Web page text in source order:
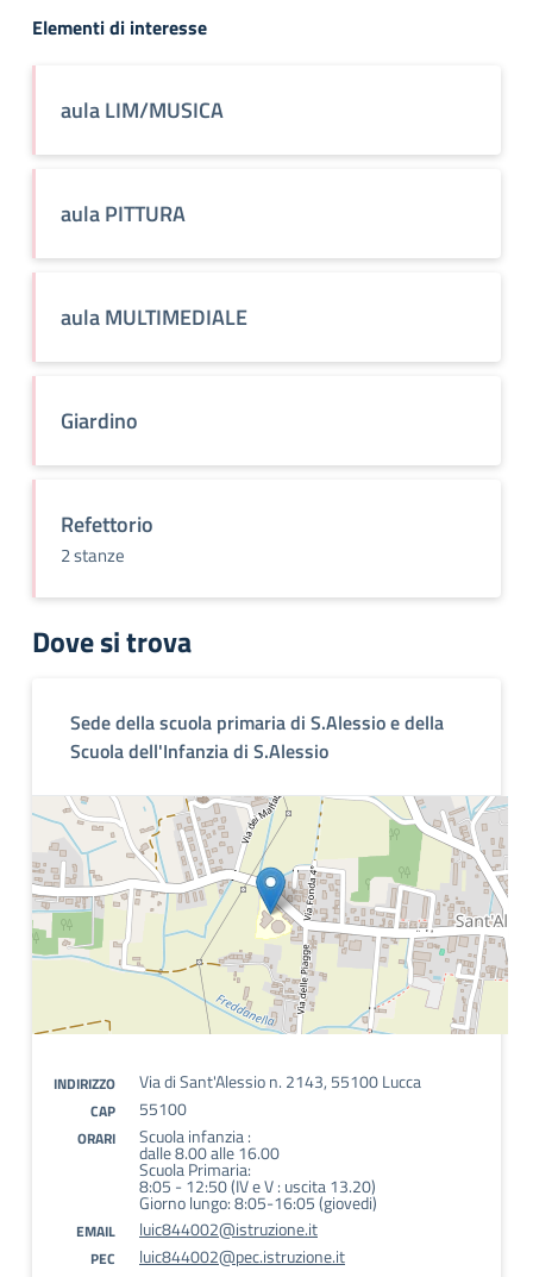
Elementi di interesse
aula LIM/MUSICA
aula PITTURA
aula MULTIMEDIALE
Giardino
Refettorio
2 stanze
Dove si trova
Sede della scuola primaria di S.Alessio e della
Scuola dell'Infanzia di S.Alessio
INDIRIZZO Via di Sant'Alessio n. 2143, 55100 Lucca
CAP 55100
ORARI Scuola infanzia :
dalle 8.00 alle 16.00
Scuola Primaria:
8:05 - 12:50 (IV e V : uscita 13.20)
Giorno lungo: 8:05-16:05 (giovedi)
EMAIL luic844002@istruzione.it
PEC luic844002@pec.istruzione.it